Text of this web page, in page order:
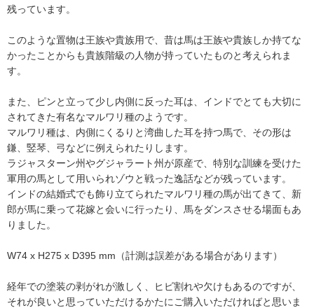
残っています。
このような置物は王族や貴族用で、昔は馬は王族や貴族しか持てな
かったことからも貴族階級の人物が持っていたものと考えられま
す。
また、ピンと立って少し内側に反った耳は、インドでとても大切に
されてきた有名なマルワリ種のようです。
マルワリ種は、内側にくるりと湾曲した耳を持つ馬で、その形は
鎌、竪琴、弓などに例えられたりします。
ラジャスターン州やグジャラート州が原産で、特別な訓練を受けた
軍用の馬として用いられゾウと戦った逸話などが残っています。
インドの結婚式でも飾り立てられたマルワリ種の馬が出てきて、新
郎が馬に乗って花嫁と会いに行ったり、馬をダンスさせる場面もあ
りました。
W74 x H275 x D395 mm（計測は誤差がある場合があります）
経年での塗装の剥がれが激しく、ヒビ割れや欠けもあるのですが、
それが良いと思っていただけるかたにご購入いただければと思いま